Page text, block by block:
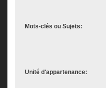
Mots-clés ou Sujets:
Unité d'appartenance: